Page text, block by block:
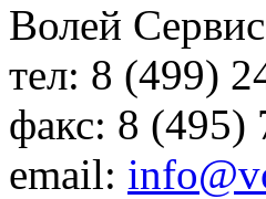
Волей Сервис
тел: 8 (499)
факс: 8 (495)
email: